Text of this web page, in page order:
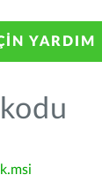
YARDIM